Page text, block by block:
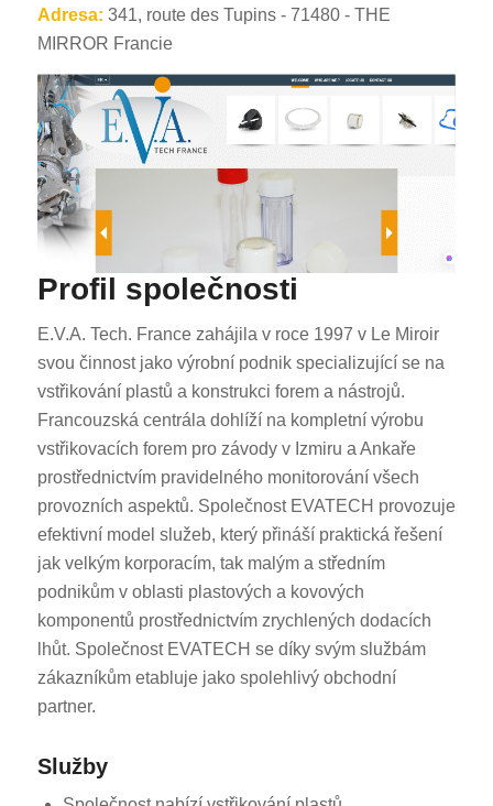
Adresa: 341, route des Tupins - 71480 - THE
MIRROR Francie
Profil společnosti
E.V.A. Tech. France zahájila v roce 1997 v Le Miroir
svou činnost jako výrobní podnik specializující se na
vstřikování plastů a konstrukci forem a nástrojů.
Francouzská centrála dohlíží na kompletní výrobu
vstřikovacích forem pro závody v Izmiru a Ankaře
prostřednictvím pravidelného monitorování všech
provozních aspektů. Společnost EVATECH provozuje
efektivní model služeb, který přináší praktická řešení
jak velkým korporacím, tak malým a středním
podnikům v oblasti plastových a kovových
komponentů prostřednictvím zrychlených dodacích
lhůt. Společnost EVATECH se díky svým službám
zákazníkům etabluje jako spolehlivý obchodní
partner.
Služby